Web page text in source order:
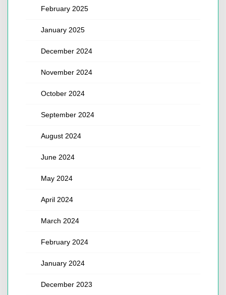
February 2025
January 2025
December 2024
November 2024
October 2024
September 2024
August 2024
June 2024
May 2024
April 2024
March 2024
February 2024
January 2024
December 2023